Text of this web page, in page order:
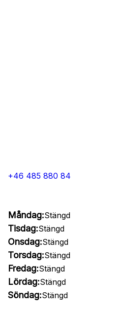
+46 485 880 84
Måndag:Stängd
Tisdag:Stängd
Onsdag:Stängd
Torsdag:Stängd
Fredag:Stängd
Lördag:Stängd
Söndag:Stängd